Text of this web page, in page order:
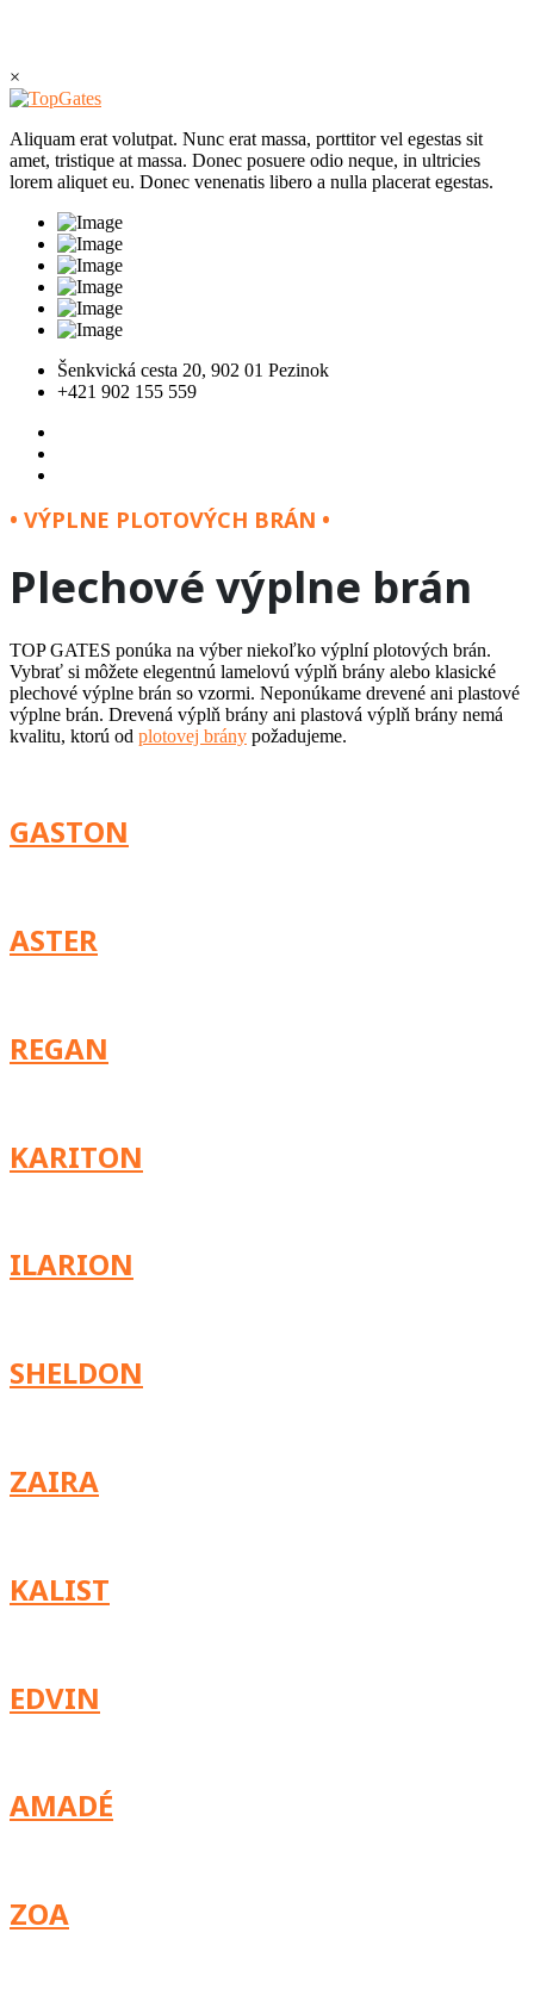
×
Aliquam erat volutpat. Nunc erat massa, porttitor vel egestas sit
amet, tristique at massa. Donec posuere odio neque, in ultricies
lorem aliquet eu. Donec venenatis libero a nulla placerat egestas.
Šenkvická cesta 20, 902 01 Pezinok
+421 902 155 559
• VÝPLNE PLOTOVÝCH BRÁN •
Plechové výplne brán
TOP GATES ponúka na výber niekoľko výplní plotových brán.
Vybrať si môžete elegentnú lamelovú výplň brány alebo klasické
plechové výplne brán so vzormi. Neponúkame drevené ani plastové
výplne brán. Drevená výplň brány ani plastová výplň brány nemá
kvalitu, ktorú od plotovej brány požadujeme.
GASTON
ASTER
REGAN
KARITON
ILARION
SHELDON
ZAIRA
KALIST
EDVIN
AMADÉ
ZOA